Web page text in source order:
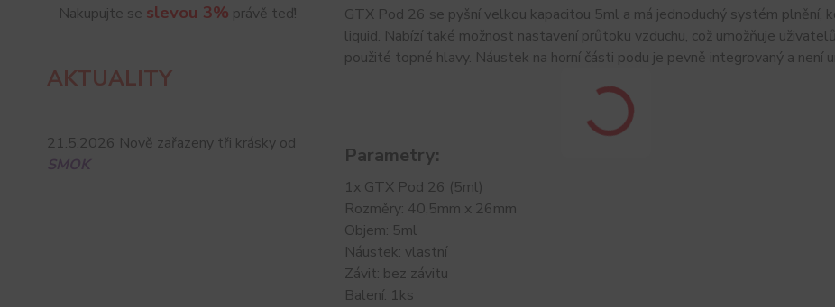
Nakupujte se slevou 3% právě teď!
AKTUALITY
21.5.2026 Nově zařazeny tři krásky od
SMOK
GTX Pod 26 se pyšní velkou kapacitou 5ml a má jednoduchý systém plnění,
liquid. Nabízí také možnost nastavení průtoku vzduchu, což umožňuje
použité topné hlavy. Náustek na horní části podu je pevně integrovaný a není
Parametry:
1x GTX Pod 26 (5ml)
Rozměry: 40,5mm x 26mm
Objem: 5ml
Náustek: vlastní
Závit: bez závitu
Balení: 1ks